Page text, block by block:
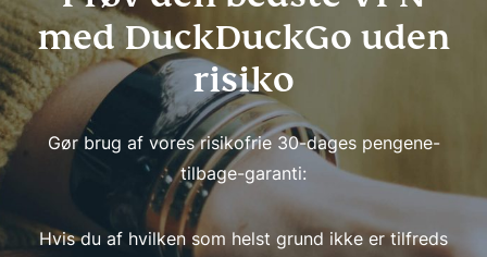
med DuckDuckGo uden
risiko
Gør brug af vores risikofrie 30-dages pengene-
tilbage-garanti:
Hvis du af hvilken som helst grund ikke er tilfreds